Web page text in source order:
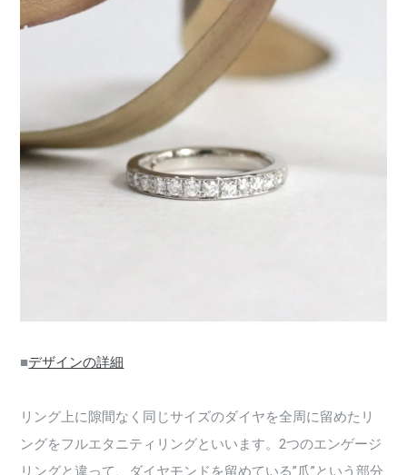
■デザインの詳細
リング上に隙間なく同じサイズのダイヤを全周に留めたリ
ングをフルエタニティリングといいます。2つのエンゲージ
リングと違って、ダイヤモンドを留めている”爪”という部分